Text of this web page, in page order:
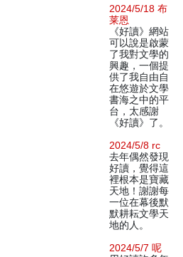
2024/5/18 布
莱恩
《好讀》網站
可以說是啟蒙
了我對文學的
興趣，一個提
供了我自由自
在悠遊於文學
書海之中的平
台，太感謝
《好讀》了。
2024/5/8 rc
去年偶然發現
好讀，覺得這
裡根本是寶藏
天地！謝謝每
一位在幕後默
默耕耘文學天
地的人。
2024/5/7 呢